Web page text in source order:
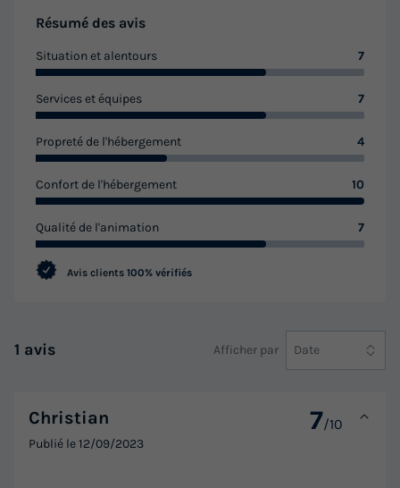
Résumé des avis
Situation et alentours 7
Services et équipes 7
Propreté de l'hébergement 4
Confort de l'hébergement 10
Qualité de l'animation 7
Avis clients 100% vérifiés
1 avis Afficher par Date
Christian 7/10
Publié le12/09/2023